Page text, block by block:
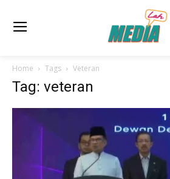
Home Tags Veteran
Tag: veteran